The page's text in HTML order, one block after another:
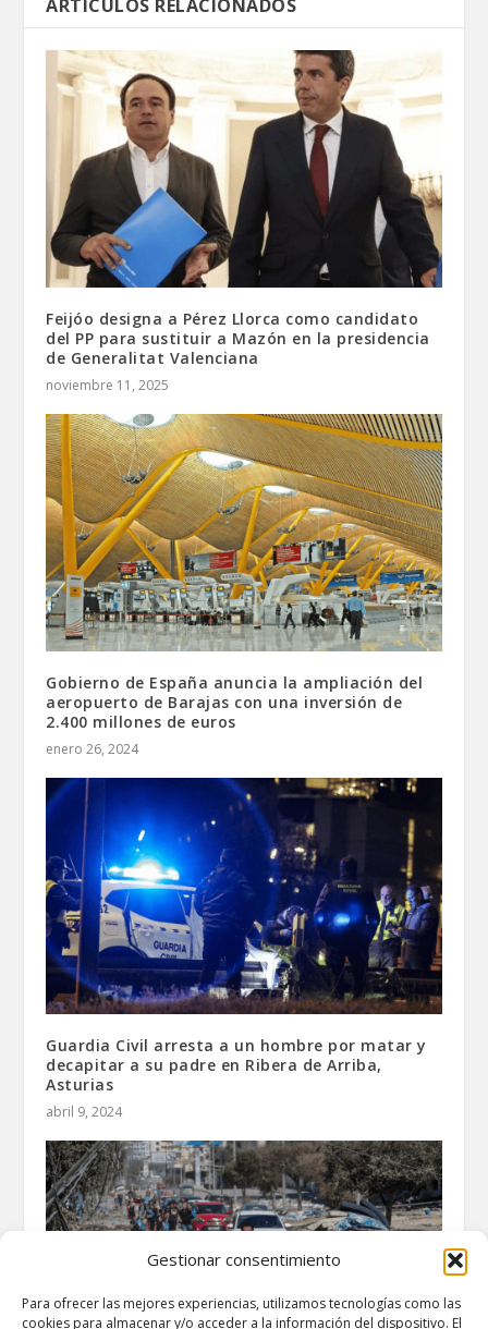
Gestionar consentimiento
Para ofrecer las mejores experiencias, utilizamos tecnologías como las
cookies para almacenar y/o acceder a la información del dispositivo. El
ARTÍCULOS RELACIONADOS
Feijóo designa a Pérez Llorca como candidato
del PP para sustituir a Mazón en la presidencia
de Generalitat Valenciana
noviembre 11, 2025
Gobierno de España anuncia la ampliación del
aeropuerto de Barajas con una inversión de
2.400 millones de euros
enero 26, 2024
Guardia Civil arresta a un hombre por matar y
decapitar a su padre en Ribera de Arriba,
Asturias
abril 9, 2024